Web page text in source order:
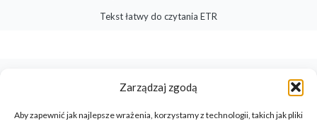
Zarządzaj zgodą
Aby zapewnić jak najlepsze wrażenia, korzystamy z technologii, takich jak pliki
Tekst łatwy do czytania ETR